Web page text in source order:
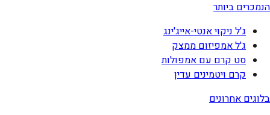
הנמכרים ביותר
ג'ל ניקוי אנטי-אייג'ינג
ג'ל אמפיזום ממצק
סט קרם עם אמפולות
קרם ויטמינים עדין
בלוגים אחרונים